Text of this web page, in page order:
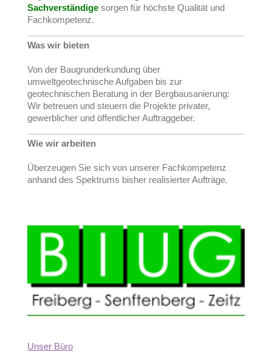
Sachverständige sorgen für höchste Qualität und
Fachkompetenz.
Was wir bieten
Von der Baugrunderkundung über
umweltgeotechnische Aufgaben bis zur
geotechnischen Beratung in der Bergbausanierung:
Wir betreuen und steuern die Projekte privater,
gewerblicher und öffentlicher Auftraggeber.
Wie wir arbeiten
Überzeugen Sie sich von unserer Fachkompetenz
anhand des Spektrums bisher realisierter Aufträge.
Unser Büro